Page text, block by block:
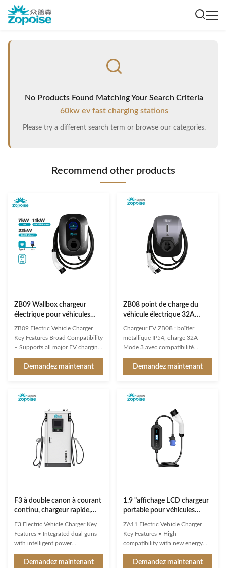
No Products Found Matching Your Search Criteria
60kw ev fast charging stations
Please try a different search term or browse our categories.
Recommend other products
ZB09 Wallbox chargeur
électrique pour véhicules
électriques6, 7 ‰ 11 kW,
250 ‰ 480 VAC
ZB09 Electric Vehicle Charger
Key Features Broad Compatibility
– Supports all major EV charging
Intelligent Multi-Detection –
Real-time voltage/current
calculation, and comprehensive
Display – Clearly shows ...
Demandez maintenant
ZB08 point de charge du
véhicule électrique 32A
courant de charge IP54
Niveau de protection avec
boîtier en alliage d'aluminium
Chargeur EV ZB08 : boîtier
métallique IP54, charge 32A
Mode 3 avec compatibilité
OCPP 1.6, équilibrage de charge,
modes multi-authentification et
Fonctionnement de -20°C à 50°C
Demandez maintenant
F3 à double canon à courant
continu, chargeur rapide,
refroidissement par air
intelligent 1000V pour
véhicules électriques
F3 Electric Vehicle Charger Key
Features • Integrated dual guns
with intelligent power
Guard continuously monitors 24
Demandez maintenant
1.9 "affichage LCD chargeur
portable pour véhicules
électriques ZA11 4 niveaux
de courant réglable
ZA11 Electric Vehicle Charger
Key Features • High
compatibility with new energy
protocols • Multi-intelligent
Demandez maintenant